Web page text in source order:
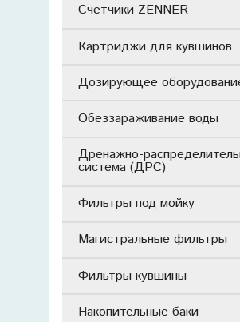
Счетчики ZENNER
Картриджи для кувшинов
Дозирующее
Обеззараживание воды
Дренажно-
система (ДРС)
Фильтры под мойку
Магистральные фильтры
Фильтры кувшины
Накопительные баки